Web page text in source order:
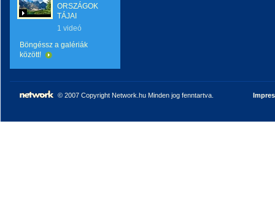
ORSZÁGOK
TÁJAI
1 videó
Böngéssz a galériák
között!
© 2007 Copyright Network.hu Minden jog fenntartva.